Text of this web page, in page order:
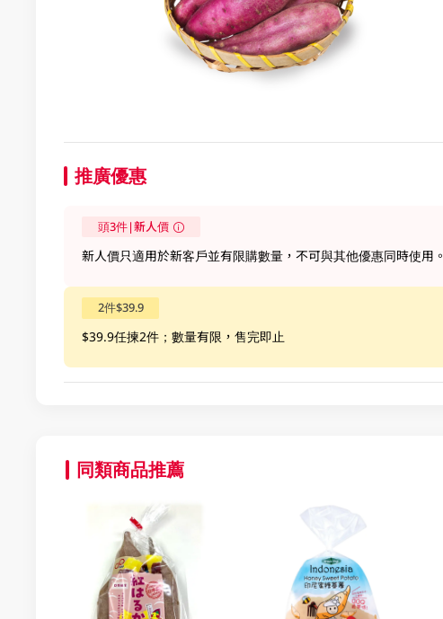
推廣優惠
頭3件|新人價
新人價只適用於新客戶並有限購數量，不可與其他優惠同時使用。​
2件$39.9
$39.9任揀2件；數量有限，售完即止
同類商品推薦